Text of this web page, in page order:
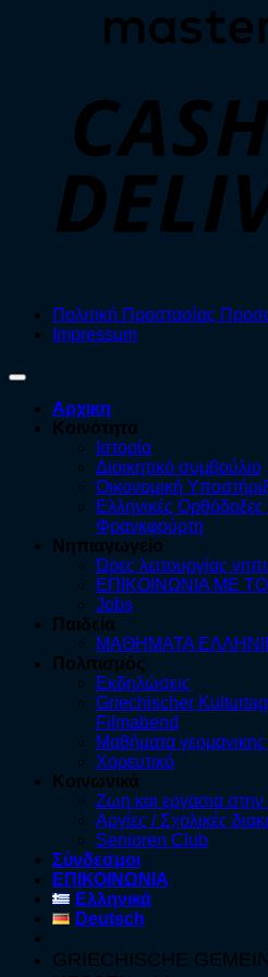
Πολιτική Προστασίας
Impressum
Αρχικη
Κοινότητα
Ιστορία
Διοικητικό συμβούλιο
Οικονομική
Ελληνικές Ορθόδοξες
Φρανκφούρτη
Νηπιαγωγείο
Ώρες λειτουργίας
ΕΠΙΚΟΙΝΩΝΙΑ ΜΕ
Jobs
Παιδεία
ΜΑΘΗΜΑΤΑ
Πολιτισμός
Εκδηλώσεις
Griechischer
Filmabend
Μαθήματα
Χορευτικό
Κοινωνικά
Ζωη και εργασια στην
Αργίες / Σχολικές
Senioren Club
Σύνδεσμοι
ΕΠΙΚΟΙΝΩΝΙΑ
Ελληνικά
Deutsch
GRIECHISCHE